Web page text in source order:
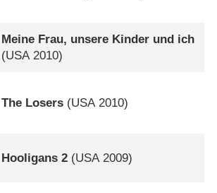
Meine Frau, unsere Kinder und ich
(USA2010)
The Losers (USA2010)
Hooligans 2 (USA2009)